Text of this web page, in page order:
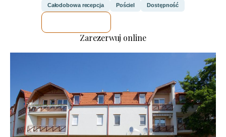
Całodobowa recepcja Pościel Dostępność
Zarezerwuj online